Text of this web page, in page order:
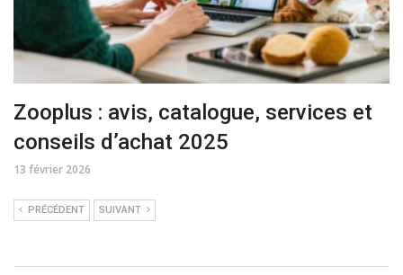
Zooplus : avis, catalogue, services et
conseils d’achat 2025
13 février 2026
PRÉCÉDENT SUIVANT